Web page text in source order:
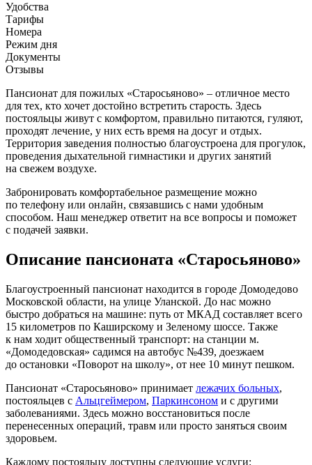
Удобства
Тарифы
Номера
Режим дня
Документы
Отзывы
Пансионат для пожилых «Старосьяново» – отличное место
для тех, кто хочет достойно встретить старость. Здесь
постояльцы живут с комфортом, правильно питаются, гуляют,
проходят лечение, у них есть время на досуг и отдых.
Территория заведения полностью благоустроена для прогулок,
проведения дыхательной гимнастики и других занятий
на свежем воздухе.
Забронировать комфортабельное размещение можно
по телефону или онлайн, связавшись с нами удобным
способом. Наш менеджер ответит на все вопросы и поможет
с подачей заявки.
Описание пансионата «Старосьяново»
Благоустроенный пансионат находится в городе Домодедово
Московской области, на улице Уланской. До нас можно
быстро добраться на машине: путь от МКАД составляет всего
15 километров по Каширскому и Зеленому шоссе. Также
к нам ходит общественный транспорт: на станции м.
«Домодедовская» садимся на автобус №439, доезжаем
до остановки «Поворот на школу», от нее 10 минут пешком.
Пансионат «Старосьяново» принимает лежачих больных,
постояльцев с Альцгеймером, Паркинсоном и с другими
заболеваниями. Здесь можно восстановиться после
перенесенных операций, травм или просто заняться своим
здоровьем.
Каждому постояльцу доступны следующие услуги: